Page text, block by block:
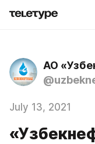
АО
July 13, 2021